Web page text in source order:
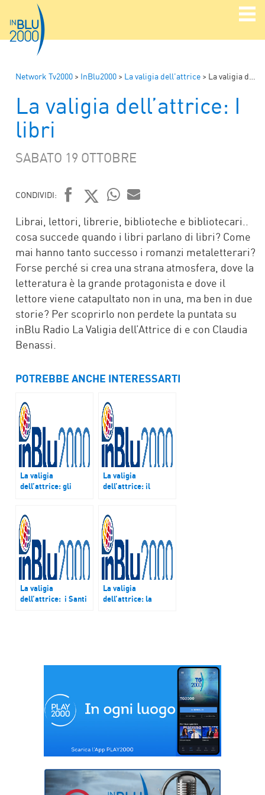
Network Tv2000 > InBlu2000 > La valigia dell'attrice > La valigia dell’attrice: I libri
La valigia dell’attrice: I
libri
SABATO 19 OTTOBRE
CONDIVIDI:
FACEBOOK
TWITTER
WHATSAPP
MAIL
Librai, lettori, librerie, biblioteche e bibliotecari..
cosa succede quando i libri parlano di libri? Come
mai hanno tanto successo i romanzi metaletterari?
Forse perché si crea una strana atmosfera, dove la
letteratura è la grande protagonista e dove il
lettore viene catapultato non in una, ma ben in due
storie? Per scoprirlo non perdete la puntata su
inBlu Radio La Valigia dell’Attrice di e con Claudia
Benassi.
POTREBBE ANCHE INTERESSARTI
La valigia
dell’attrice: gli
La valigia
dell’attrice: il
La valigia
dell’attrice: i Santi
La valigia
dell’attrice: la